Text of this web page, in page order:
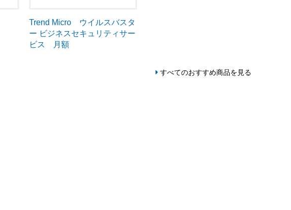
Trend Micro ウイルスバスタ
ー ビジネスセキュリティサー
ビス 月額
すべてのおすすめ商品を見る